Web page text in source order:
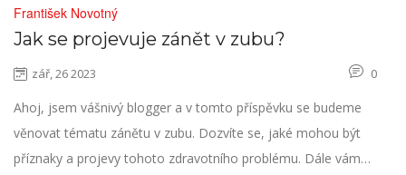
František Novotný
Jak se projevuje zánět v zubu?
zář, 26 2023 0
Ahoj, jsem vášnivý blogger a v tomto příspěvku se budeme
věnovat tématu zánětu v zubu. Dozvíte se, jaké mohou být
příznaky a projevy tohoto zdravotního problému. Dále vám